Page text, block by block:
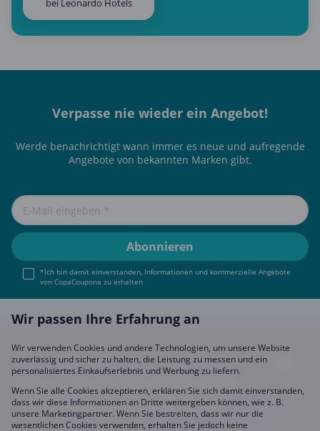
bei Leonardo Hotels
Verpasse nie wieder ein Angebot!
Werde benachrichtigt wann immer es neue und aufregende
Angebote von bekannten Marken gibt.
*Ich bin damit einverstanden, Informationen und kommerzielle Angebote
von CopaCoupona zu erhalten
Impressum About Us FAQ
Sich Uns Anschließen
Partner werden
Datenschutz Einstellungen
Wir passen Ihre Erfahrung an
Wir verwenden Cookies und andere Technologien, um unsere Website
zuverlässig und sicher zu halten, die Leistung zu messen und ein
personalisiertes Einkaufserlebnis und Werbung zu liefern.
Wenn Sie alle Cookies akzeptieren, erklären Sie sich damit einverstanden,
dass wir diese Informationen an Dritte weitergeben können, wie z. B.
unsere Marketingpartner. Wenn Sie bestreiten, dass wir nur die
wesentlichen Cookies verwenden, erhalten Sie jedoch keine